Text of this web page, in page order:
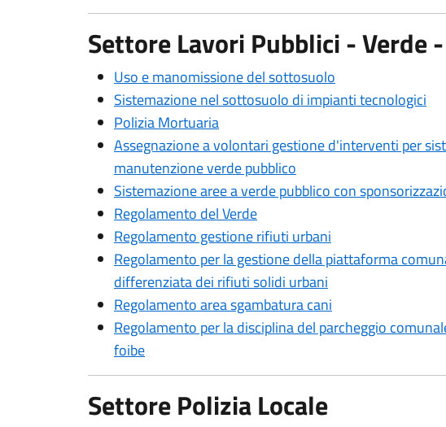
Settore Lavori Pubblici - Verde
Uso e manomissione del sottosuolo
Sistemazione nel sottosuolo di impianti tecnologici
Polizia Mortuaria
Assegnazione a volontari gestione d'interventi per
manutenzione verde pubblico
Sistemazione aree a verde pubblico con
Regolamento del Verde
Regolamento gestione rifiuti urbani
Regolamento per la gestione della piattaforma
differenziata dei rifiuti solidi urbani
Regolamento area sgambatura cani
Regolamento per la disciplina del parcheggio
foibe
Settore Polizia Locale